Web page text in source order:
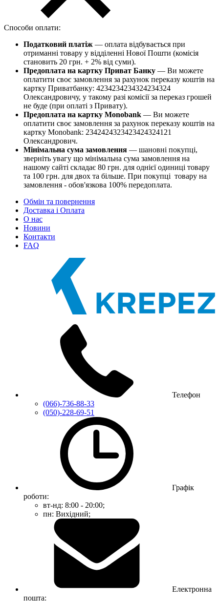
Способи оплати:
Податковий платіж — оплата відбувається при
отриманні товару у відділенні Нової Пошти (комісія
становить 20 грн. + 2% від суми).
Предоплата на картку Приват Банку — Ви можете
оплатити своє замовлення за рахунок переказу коштів на
картку Приватбанку: 4234234234324234324
Олександровичу, у такому разі комісії за переказ грошей
не буде (при оплаті з Привату).
Предоплата на картку Monobank — Ви можете
оплатити своє замовлення за рахунок переказу коштів на
картку Monobank: 2342424323423424324121
Олександрович.
Мінімальна сума замовлення — шановні покупці,
зверніть увагу що мінімальна сума замовлення на
нашому сайті складає 80 грн. для однієї одиниці товару
та 100 грн. для двох та більше. При покупці товару на
замовлення - обов'язкова 100% передоплата.
Обмін та повернення
Доставка і Оплата
О нас
Новини
Контакти
FAQ
Телефон
(066)-736-88-33
(050)-228-69-51
Графік
роботи:
вт-нд: 8:00 - 20:00;
пн: Вихідний;
Електронна
пошта: